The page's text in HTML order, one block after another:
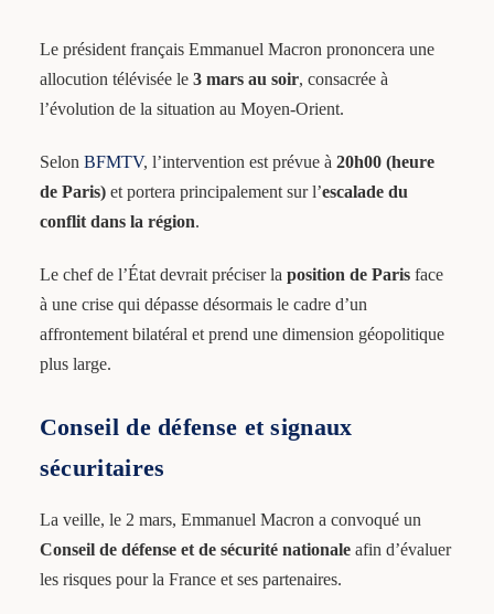
Le président français Emmanuel Macron prononcera une
allocution télévisée le 3 mars au soir, consacrée à
l’évolution de la situation au Moyen-Orient.
Selon BFMTV, l’intervention est prévue à 20h00 (heure
de Paris)et portera principalement sur l’escalade du
conflit dans la région.
Le chef de l’État devrait préciser la position de Parisface
à une crise qui dépasse désormais le cadre d’un
affrontement bilatéral et prend une dimension géopolitique
plus large.
Conseil de défense et signaux
sécuritaires
La veille, le 2 mars, Emmanuel Macron a convoqué un
Conseil de défense et de sécurité nationaleafin d’évaluer
les risques pour la France et ses partenaires.